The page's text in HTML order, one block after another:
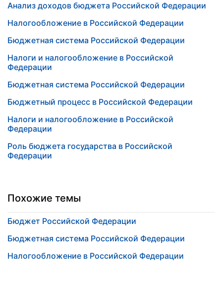
Анализ доходов бюджета Российской Федерации
Налогообложение в Российской Федерации
Бюджетная система Российской Федерации
Налоги и налогообложение в Российской
Федерации
Бюджетная система Российской Федерации
Бюджетный процесс в Российской Федерации
Налоги и налогообложение в Российской
Федерации
Роль бюджета государства в Российской
Федерации
Похожие темы
Бюджет Российской Федерации
Бюджетная система Российской Федерации
Налогообложение в Российской Федерации